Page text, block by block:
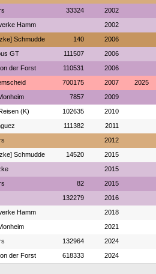
33324 2002
Hamm 2002
Schmudde 140 2006
GT 111507 2006
der Forst 110531 2006
700175 2007 2025
7857 2009
(K) 102635 2010
111382 2011
2012
Schmudde 14520 2015
2015
82 2015
132279 2016
Hamm 2018
2021
132964 2024
der Forst 618333 2024